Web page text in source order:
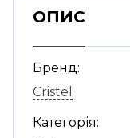
ОПИС
Бренд:
Cristel
Категорія: